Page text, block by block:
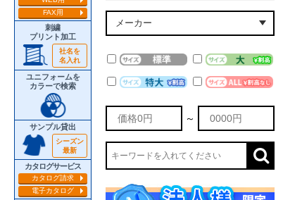
FAX用
刺繍
プリント加工
社名を
名入れ
ユニフォームを
カラーで検索
サンプル貸出
シーズン
最新
カタログサービス
カタログ請求
電子カタログ
～